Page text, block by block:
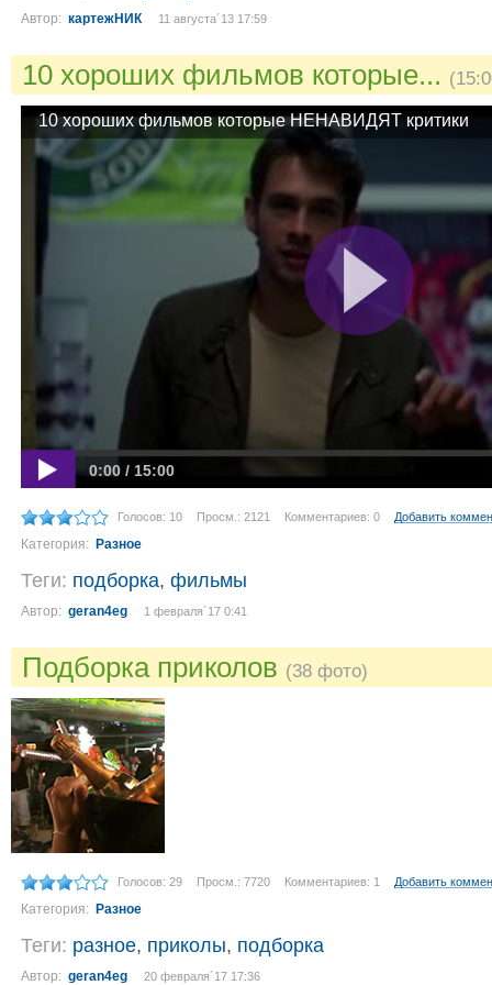
Автор: картежНИК 11 августа´13 17:59
10 хороших фильмов которые...
10 хороших фильмов которые НЕНАВИДЯТ критики
0:00 / 15:00
Голосов: 10 Просм.: 2121 Комментариев: 0 Добавить
Категория: Разное
Теги: подборка, фильмы
Автор: geran4eg 1 февраля´17 0:41
Подборка приколов (38 фото)
Голосов: 29 Просм.: 7720 Комментариев: 1 Добавить
Категория: Разное
Теги: разное, приколы, подборка
Автор: geran4eg 20 февраля´17 17:36